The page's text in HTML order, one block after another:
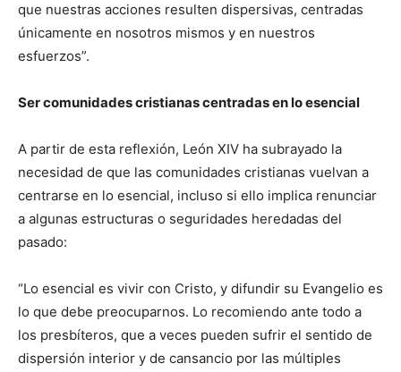
que nuestras acciones resulten dispersivas, centradas
únicamente en nosotros mismos y en nuestros
esfuerzos”.
Ser comunidades cristianas centradas en lo esencial
A partir de esta reflexión, León XIV ha subrayado la
necesidad de que las comunidades cristianas vuelvan a
centrarse en lo esencial, incluso si ello implica renunciar
a algunas estructuras o seguridades heredadas del
pasado:
“Lo esencial es vivir con Cristo, y difundir su Evangelio es
lo que debe preocuparnos. Lo recomiendo ante todo a
los presbíteros, que a veces pueden sufrir el sentido de
dispersión interior y de cansancio por las múltiples